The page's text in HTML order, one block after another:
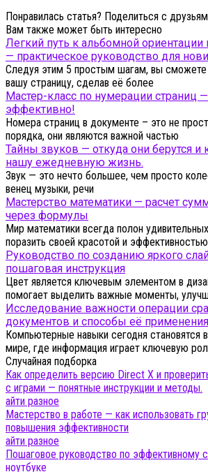
Понравилась статья? Поделиться с
Вам также может быть интересно
Легкий путь к альбомной ориентации
— практическое руководство для
Следуя этим 5 простым шагам, вы сможете
вашу страницу, сделав её более
Мастер-класс по нумерации страниц
эффективно!
Номера страниц в документе – это не
порядка, они являются важной частью
Тайны звуков — откуда они берутся и
нашу ежедневную жизнь.
Звук — это нечто большее, чем просто
венец музыки, речи
Мастерство математики — расчет
через формулы
Мир математики всегда полон
поразить своей красотой и
Руководство по созданию яркого
пошаговая инструкция
Цвет является ключевым элементом в
помогает выделить важные моменты,
Исследование важности операции
документов и способы её применения
Компьютерные навыки сегодня
мире, где информация играет ключевую
Случайная подборка
Как определить версию Direct X и
с играми — понятные инструкции и методы.
айти разное
Мастерство в работе — как использовать
повышения эффективности
айти разное
Пошаговое руководство по эффективному
ноутбуке